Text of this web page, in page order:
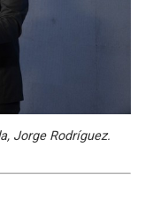
Jorge Rodríguez.